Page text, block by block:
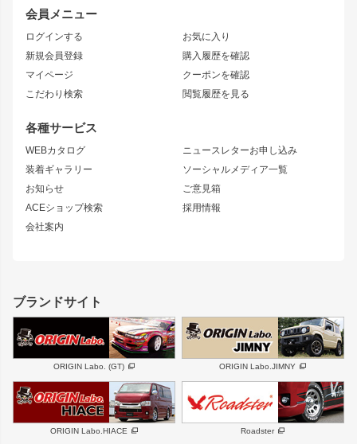
会員メニュー
ログインする
新規会員登録
マイページ
こだわり検索
お気に入り
購入履歴を確認
クーポンを確認
閲覧履歴を見る
各種サービス
WEBカタログ
装着ギャラリー
お知らせ
ACEショップ検索
会社案内
ニュースレターお申し込み
ソーシャルメディア一覧
ご意見箱
採用情報
トレノ
マークX
ニッサン
S15 シルビア
S14 シルビア 後期
S13 シルビア
180SX
シルエイティ
ワンビア
ローレル
セフィーロ
キャラバン
スズキ
GS350
SC
スバル 三菱
デリカ D:5
軽自動車 汎用
リアウイング
ジムニーパーツ
ホイール
MUD-S7
MUD-SR7
まつど家 鉄漢
ボンネット
フェンダー
サイドパーツ
リアゲート
メンテナンスパーツ
ハイエースパーツ
ホイール
DAYTONA-RS
DAYTONA-RS NEO
エアロシリーズ
ブランドサイト
ORIGIN Labo. (GT) ORIGIN Labo.JIMNY
ORIGIN Labo.HIACE Roadster